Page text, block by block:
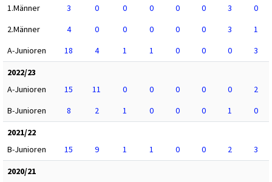
1.Männer
3 0 0 0 0 0 3
0
2.Männer
4 0 0 0 0 0 3
1
A-Junioren
18 4 1 1 0 0 0
3
2022/23
A-Junioren
15 11 0 0 0 0 0
2
B-Junioren
8 2 1 0 0 0 1
0
2021/22
B-Junioren
15 9 1 1 0 0 2
3
2020/21